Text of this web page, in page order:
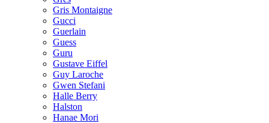
Gris Montaigne
Gucci
Guerlain
Guess
Guru
Gustave Eiffel
Guy Laroche
Gwen Stefani
Halle Berry
Halston
Hanae Mori